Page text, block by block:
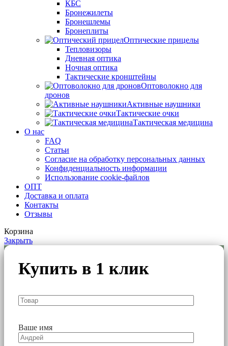
КБС
Бронежилеты
Бронешлемы
Бронеплиты
Оптические прицелы
Тепловизоры
Дневная оптика
Ночная оптика
Тактические кронштейны
Оптоволокно для
дронов
Активные наушники
Тактические очки
Тактическая медицина
О нас
FAQ
Статьи
Согласие на обработку персональных данных
Конфиденциальность информации
Использование cookie-файлов
ОПТ
Доставка и оплата
Контакты
Отзывы
Корзина
Закрыть
Купить в 1 клик
Ваше имя